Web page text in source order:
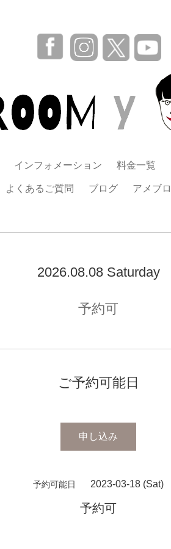
インフォメーション 料金一覧
よくあるご質問 ブログ アメブロ
2026.08.08 Saturday
予約可
ご予約可能日
申し込み
予約可能日 2023-03-18 (Sat)
予約可